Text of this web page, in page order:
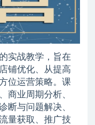
实战教学，旨在
铺优化、从提高
位运营策略。课
商业周期分析、
断与问题解决、
量获取、推广技